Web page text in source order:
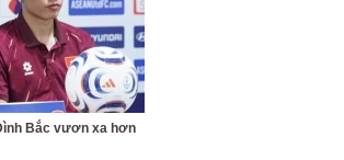
Bắc vươn xa hơn